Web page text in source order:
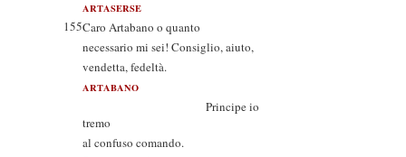
ARTASERSE
155Caro Artabano o quanto
necessario mi sei! Consiglio, aiuto,
vendetta, fedeltà.
ARTABANO
Principe io
tremo
al confuso comando.